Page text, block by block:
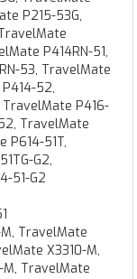
P215-53G,
P414RN-51,
53, TravelMate
52,
P416-
TravelMate
P614-51T,
G2,
51-G2
TravelMate
X3310-M,
M, TravelMate